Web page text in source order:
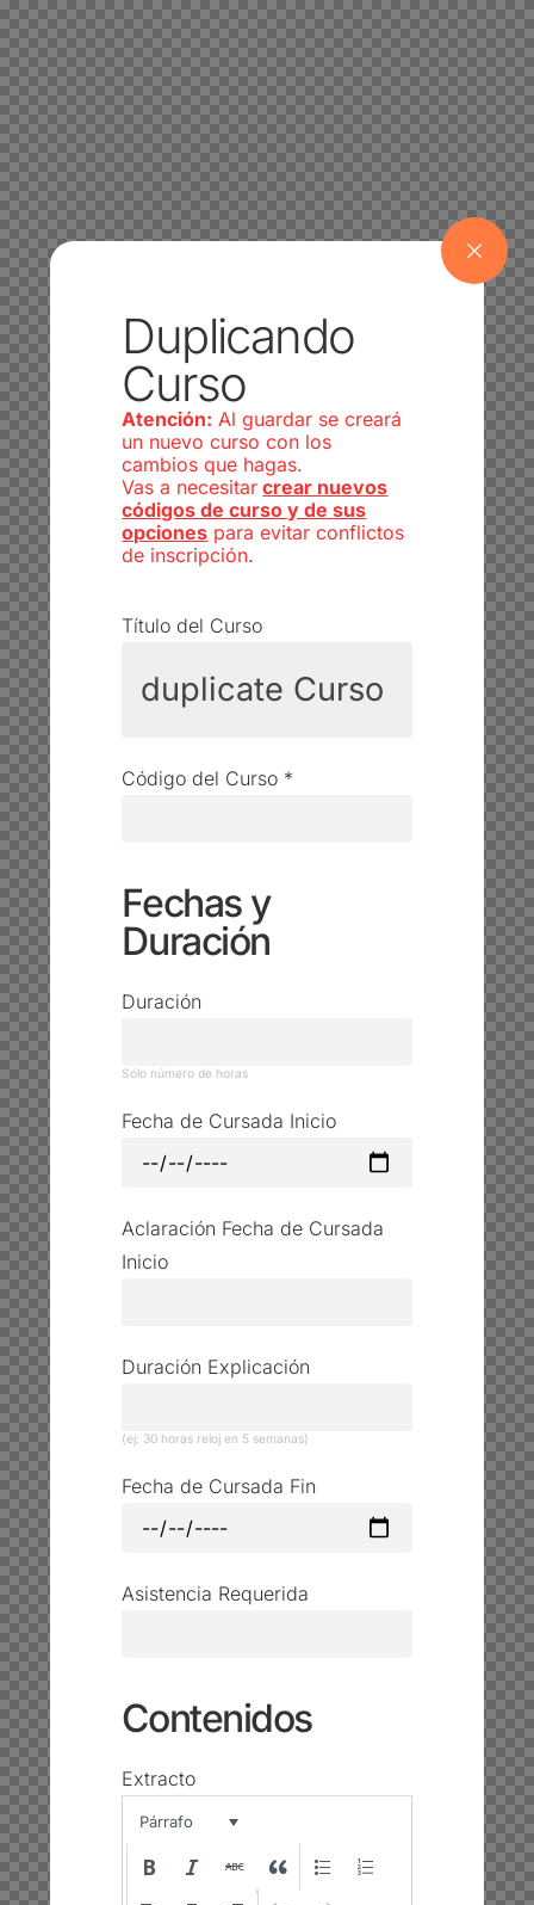
Duplicando
Curso
Atención: Al guardar se creará
un nuevo curso con los
cambios que hagas.
Vas a necesitar crear nuevos
códigos de curso y de sus
opciones para evitar conflictos
de inscripción.
Título del Curso
Código del Curso *
Fechas y
Duración
Duración
Sólo número de horas
Fecha de Cursada Inicio
Aclaración Fecha de Cursada
Inicio
Duración Explicación
(ej: 30 horas reloj en 5 semanas)
Fecha de Cursada Fin
Asistencia Requerida
Contenidos
Extracto
Párrafo